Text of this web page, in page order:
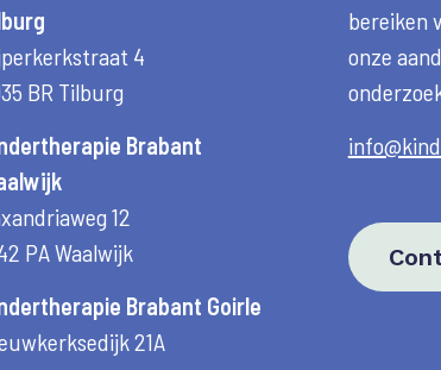
4
BR Tilburg
Brabant
12
PA Waalwijk
Brabant Goirle
21A
bereiken
onze